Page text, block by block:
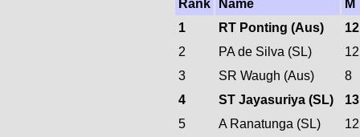
Rank Name
M
1
RT Ponting (Aus)
12
2
PA de Silva (SL)
12
3
SR Waugh (Aus)
8
4
ST Jayasuriya (SL)
13
5
A Ranatunga (SL)
12